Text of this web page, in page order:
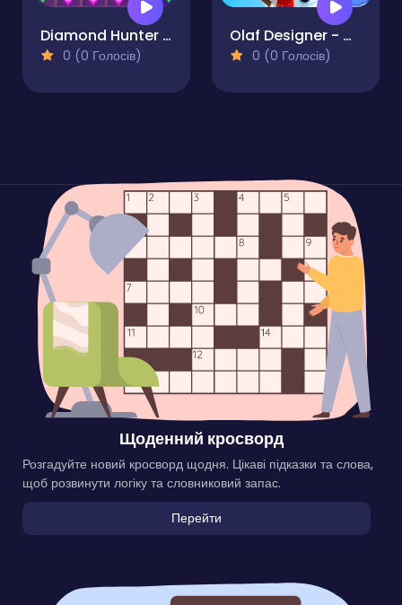
Diamond Hunter Game
0 (0 Голосів)
Olaf Designer - Match 3
0 (0 Голосів)
Щоденний кросворд
Розгадуйте новий кросворд щодня. Цікаві підказки та слова,
щоб розвинути логіку та словниковий запас.
Перейти